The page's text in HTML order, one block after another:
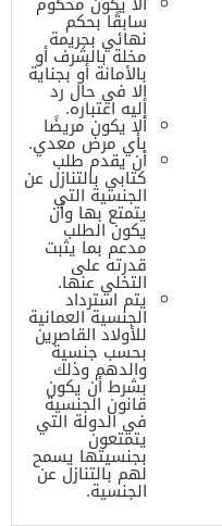
سابقًا بحكم
نهائي بجريمة
مخلة بالشرف أو
بالأمانة أو بجناية
إلا في حال رد
إليه اعتباره.
ألا يكون مريضًا
بأي مرض معدي.
أن يقدم طلب
كتابي بالتنازل عن
الجنسية التي
يتمتع بها وأن
يكون الطلب
مدعم بما يثبت
قدرته على
التخلي عنها.
يتم استرداد
الجنسية العمانية
للأولاد القاصرين
بحسب جنسية
والدهم وذلك
بشرط أن يكون
قانون الجنسية
في الدولة التي
يتمتعون
بجنسيتها يسمح
لهم بالتنازل عن
الجنسية.